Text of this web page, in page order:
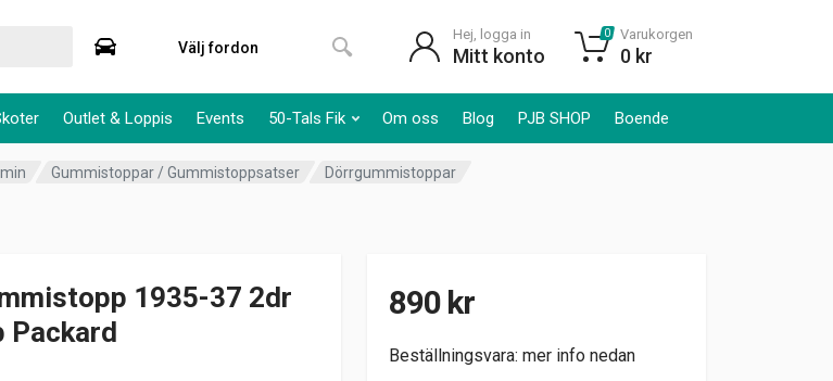
Outlet & Loppis Events 50-Tals Fik Om oss Blog PJB SHOP Boende
Välj fordon
Hej, logga in
Mitt konto
0 Varukorgen
0 kr
Gummistoppar / Gummistoppsatser
Dörrgummistoppar
1935-37 2dr
Packard
890 kr
Beställningsvara: mer info nedan